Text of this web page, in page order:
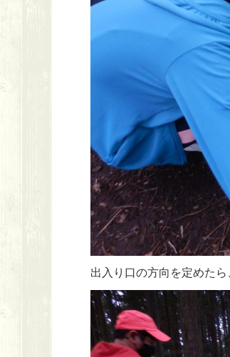
出入り口の方向を定めた